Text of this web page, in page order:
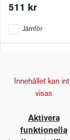
511 kr
Jämför
Innehållet kan
visas
Aktivera
funktionella